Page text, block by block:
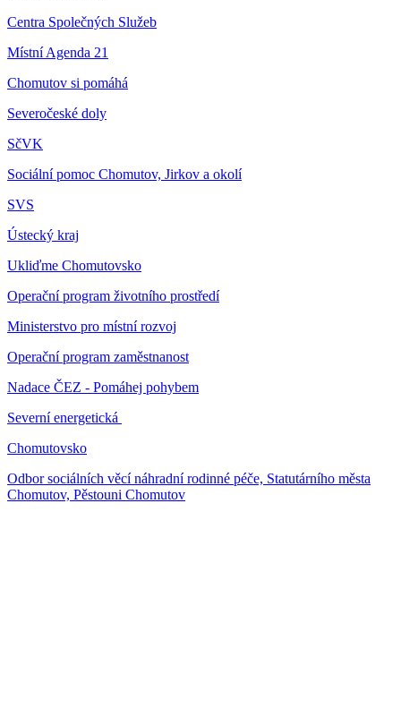
Centra Společných Služeb
Místní Agenda 21
Chomutov si pomáhá
Severočeské doly
SčVK
Sociální pomoc Chomutov, Jirkov a okolí
SVS
Ústecký kraj
Ukliďme Chomutovsko
Operační program životního prostředí
Ministerstvo pro místní rozvoj
Operační program zaměstnanost
Nadace ČEZ - Pomáhej pohybem
Severní energetická
Chomutovsko
Odbor sociálních věcí náhradní rodinné péče, Statutárního města
Chomutov, Pěstouni Chomutov